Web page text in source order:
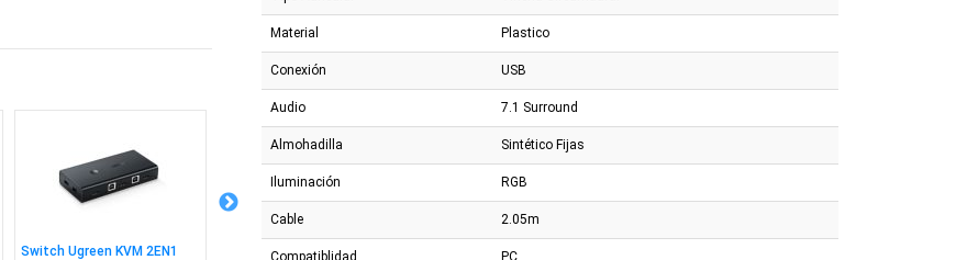
Switch Ugreen KVM 2EN1 Combo Marvo Cm310 Combo Marvo Kc411w
Material Plastico
Conexión USB
Audio 7.1 Surround
Almohadilla Sintético Fijas
Iluminación RGB
Cable 2.05m
Compatiblidad PC